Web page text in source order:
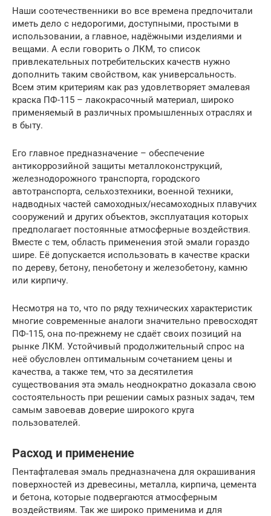
Наши соотечественники во все времена предпочитали
иметь дело с недорогими, доступными, простыми в
использовании, а главное, надёжными изделиями и
вещами. А если говорить о ЛКМ, то список
привлекательных потребительских качеств нужно
дополнить таким свойством, как универсальность.
Всем этим критериям как раз удовлетворяет эмалевая
краска ПФ-115 – лакокрасочный материал, широко
применяемый в различных промышленных отраслях и
в быту.
Его главное предназначение – обеспечение
антикоррозийной защиты металлоконструкций,
железнодорожного транспорта, городского
автотранспорта, сельхозтехники, военной техники,
надводных частей самоходных/несамоходных плавучих
сооружений и других объектов, эксплуатация которых
предполагает постоянные атмосферные воздействия.
Вместе с тем, область применения этой эмали гораздо
шире. Её допускается использовать в качестве краски
по дереву, бетону, пенобетону и железобетону, камню
или кирпичу.
Несмотря на то, что по ряду технических характеристик
многие современные аналоги значительно превосходят
ПФ-115, она по-прежнему не сдаёт своих позиций на
рынке ЛКМ. Устойчивый продолжительный спрос на
неё обусловлен оптимальным сочетанием цены и
качества, а также тем, что за десятилетия
существования эта эмаль неоднократно доказала свою
состоятельность при решении самых разных задач, тем
самым завоевав доверие широкого круга
пользователей.
Расход и применение
Пентафталевая эмаль предназначена для окрашивания
поверхностей из древесины, металла, кирпича, цемента
и бетона, которые подвергаются атмосферным
воздействиям. Так же широко применима и для